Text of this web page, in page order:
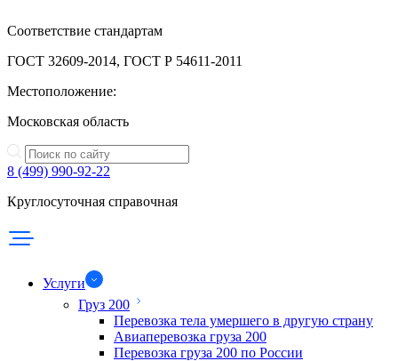
Соответствие стандартам
ГОСТ 32609-2014, ГОСТ Р 54611-2011
Местоположение:
Московская область
8 (499) 990-92-22
Круглосуточная справочная
Услуги
Груз 200
Перевозка тела умершего в другую страну
Авиаперевозка груза 200
Перевозка груза 200 по России